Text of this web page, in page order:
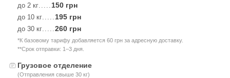
до 2 кг 150 грн
до 10 кг 195 грн
до 30 кг 260 грн
*К базовому тарифу добавляется 60 грн за адресную доставку.
**Срок отправки: 1–3 дня.
Грузовое отделение
(Отправления свыше 30 кг)